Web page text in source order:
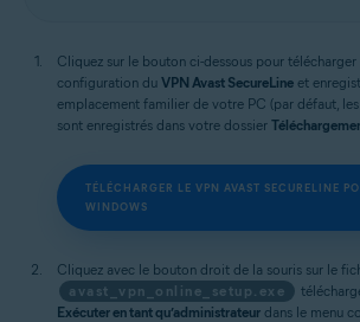
Cliquez sur le bouton ci-dessous pour
configuration du VPN Avast SecureLine et
emplacement familier de votre PC (par défaut,
sont enregistrés dans votre dossier
TÉLÉCHARGER LE VPN AVAST SECURELINE
WINDOWS
Cliquez avec le bouton droit de la souris sur le
avast_vpn_online_setup.exe
Exécuter en tant qu’administrateur dans le menu